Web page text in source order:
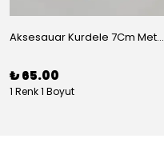
Aksesauar Kurdele 7Cm Metal Pens Toka
₺ 65.00
1 Renk 1 Boyut